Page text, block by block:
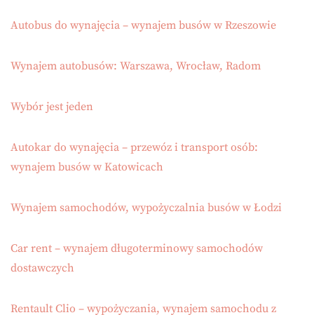
Autobus do wynajęcia – wynajem busów w Rzeszowie
Wynajem autobusów: Warszawa, Wrocław, Radom
Wybór jest jeden
Autokar do wynajęcia – przewóz i transport osób:
wynajem busów w Katowicach
Wynajem samochodów, wypożyczalnia busów w Łodzi
Car rent – wynajem długoterminowy samochodów
dostawczych
Rentault Clio – wypożyczania, wynajem samochodu z